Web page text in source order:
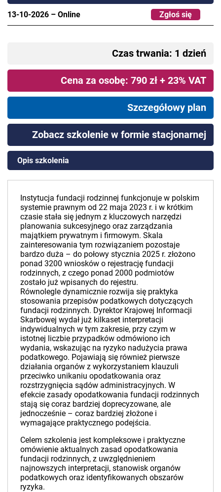
13-10-2026 – Online Zgłoś się
Czas trwania: 1 dzień
Cena za osobę: 790 zł + 23% VAT
Szczegółowy plan
Zobacz szkolenie w formie stacjonarnej
Opis szkolenia
Instytucja fundacji rodzinnej funkcjonuje w polskim
systemie prawnym od 22 maja 2023 r. i w krótkim
czasie stała się jednym z kluczowych narzędzi
planowania sukcesyjnego oraz zarządzania
majątkiem prywatnym i firmowym. Skala
zainteresowania tym rozwiązaniem pozostaje
bardzo duża – do połowy stycznia 2025 r. złożono
ponad 3200 wniosków o rejestrację fundacji
rodzinnych, z czego ponad 2000 podmiotów
zostało już wpisanych do rejestru.
Równolegle dynamicznie rozwija się praktyka
stosowania przepisów podatkowych dotyczących
fundacji rodzinnych. Dyrektor Krajowej Informacji
Skarbowej wydał już kilkaset interpretacji
indywidualnych w tym zakresie, przy czym w
istotnej liczbie przypadków odmówiono ich
wydania, wskazując na ryzyko nadużycia prawa
podatkowego. Pojawiają się również pierwsze
działania organów z wykorzystaniem klauzuli
przeciwko unikaniu opodatkowania oraz
rozstrzygnięcia sądów administracyjnych. W
efekcie zasady opodatkowania fundacji rodzinnych
stają się coraz bardziej doprecyzowane, ale
jednocześnie – coraz bardziej złożone i
wymagające praktycznego podejścia.
Celem szkolenia jest kompleksowe i praktyczne
omówienie aktualnych zasad opodatkowania
fundacji rodzinnych, z uwzględnieniem
najnowszych interpretacji, stanowisk organów
podatkowych oraz identyfikowanych obszarów
ryzyka.